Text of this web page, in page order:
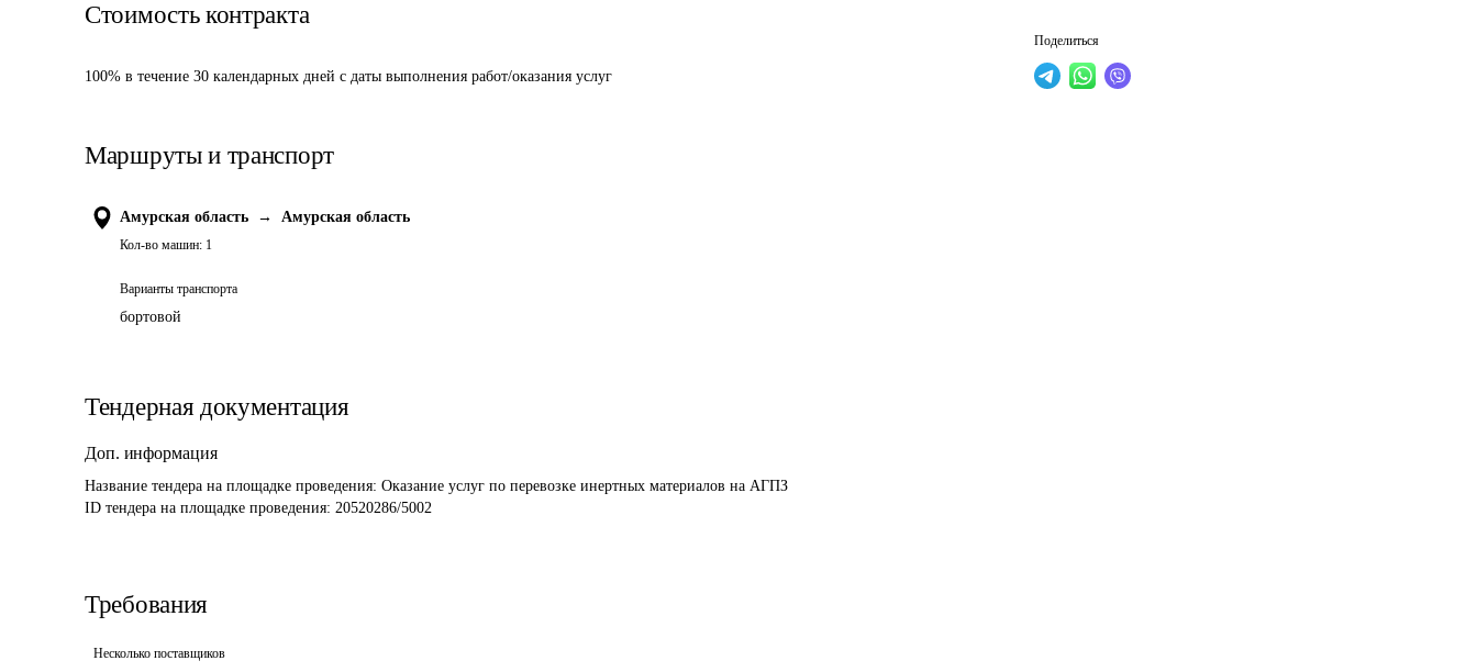
Поделиться
Стоимость контракта
100% в течение 30 календарных дней с даты выполнения работ/оказания услуг
Маршруты и транспорт
Амурская область → Амурская область
Кол-во машин: 1
Варианты транспорта
бортовой
Тендерная документация
Доп. информация
Название тендера на площадке проведения: Оказание услуг по перевозке инертных материалов на АГПЗ
ID тендера на площадке проведения: 20520286/5002
Требования
Несколько поставщиков